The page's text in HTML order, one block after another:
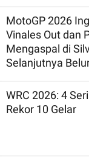
MotoGP 2026
Vinales Out dan
Mengaspal di
Selanjutnya
WRC 2026: 4
Rekor 10 Gelar